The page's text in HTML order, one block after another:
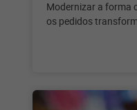
Modernizar a forma
os pedidos